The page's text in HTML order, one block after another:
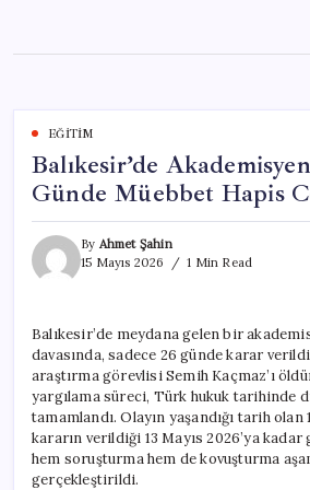
content
EĞITIM
Balıkesir’de
Günde Müebbet Hapis
By Ahmet Şahin
15 Mayıs 2026
1 Min Read
Balıkesir’de meydana gelen bir
davasında, sadece 26 günde karar
araştırma görevlisi Semih Kaçmaz’ı
yargılama süreci, Türk hukuk tarihinde
tamamlandı. Olayın yaşandığı tarih olan
kararın verildiği 13 Mayıs 2026’ya
hem soruşturma hem de kovuşturma
gerçekleştirildi.